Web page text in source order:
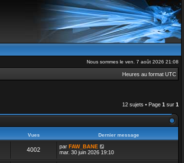
Nous sommes le ven. 7 août 2026 21:08
Heures au format UTC
12 sujets • Page 1 sur 1
Vues Dernier message
4002 par FAW_BANE
mar. 30 juin 2026 19:10